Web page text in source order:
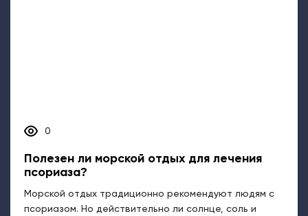
0
Полезен ли морской отдых для лечения
псориаза?
Морской отдых традиционно рекомендуют людям с
псориазом. Но действительно ли солнце, соль и